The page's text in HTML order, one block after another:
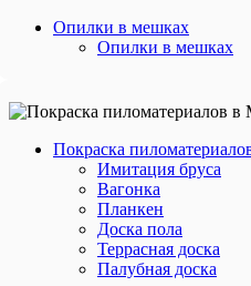
Опилки в мешках
Опилки в мешках
Покраска
Имитация бруса
Вагонка
Планкен
Доска пола
Террасная доска
Палубная доска